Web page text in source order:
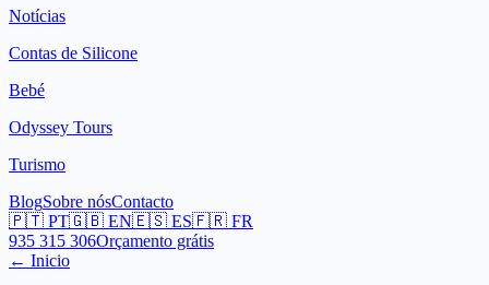
Notícias
Contas de Silicone
Bebé
Odyssey Tours
Turismo
BlogSobre nósContacto
🇵🇹 PT🇬🇧 EN🇪🇸 ES🇫🇷 FR
935 315 306Orçamento grátis
← Inicio